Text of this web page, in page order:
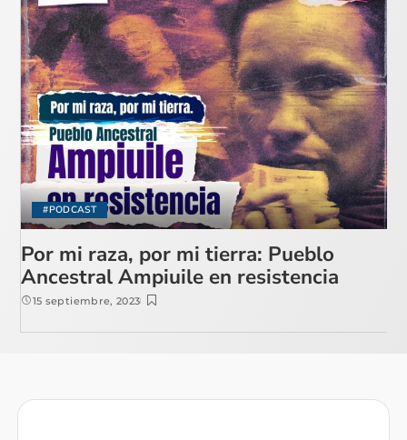
#PODCAST
Por mi raza, por mi tierra: Pueblo
Ancestral Ampiuile en resistencia
15 septiembre, 2023